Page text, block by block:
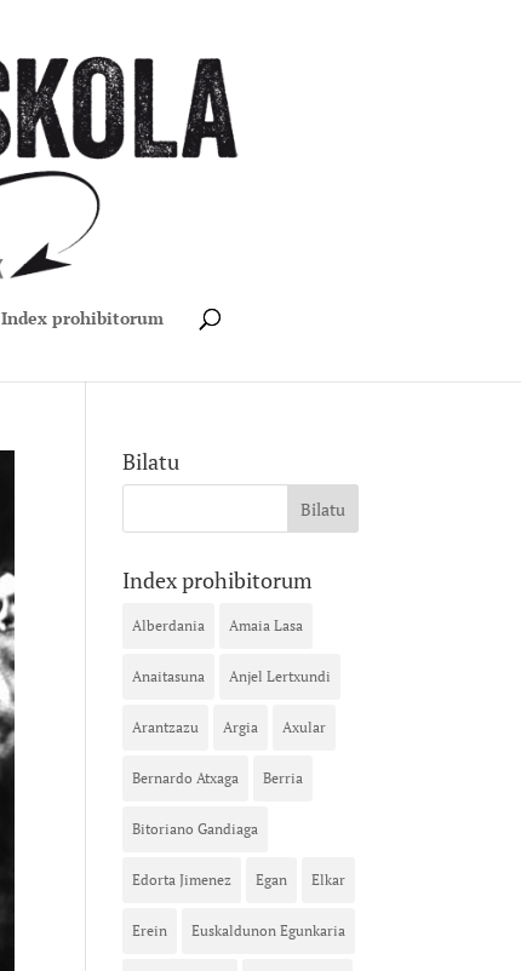
Index prohibitorum
Bilatu
Index prohibitorum
Alberdania Amaia Lasa
Anaitasuna Anjel Lertxundi
Arantzazu Argia Axular
Bernardo Atxaga Berria
Bitoriano Gandiaga
Edorta Jimenez Egan Elkar
Erein Euskaldunon Egunkaria